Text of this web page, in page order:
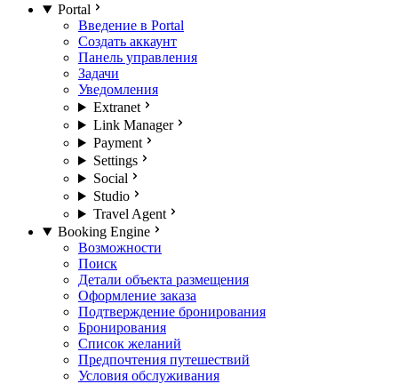
Portal
Введение в Portal
Создать аккаунт
Панель управления
Задачи
Уведомления
Extranet
Link Manager
Payment
Settings
Social
Studio
Travel Agent
Booking Engine
Возможности
Поиск
Детали объекта размещения
Оформление заказа
Подтверждение бронирования
Бронирования
Список желаний
Предпочтения путешествий
Условия обслуживания